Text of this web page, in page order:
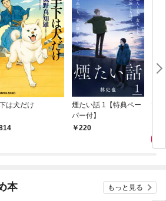
は犬だけ
煙たい話 1【特典ペー
パー付】
220
本 もっと見る